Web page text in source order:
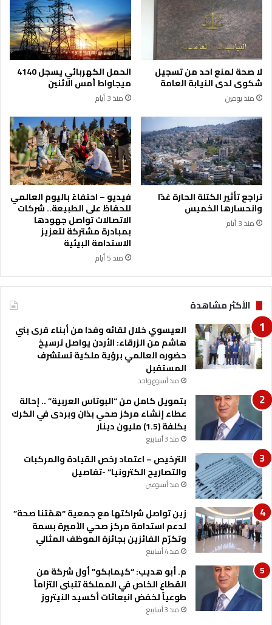
ف
ي
م
ح
م
ي
ة
د
ب
ي
ن
ل
م
و
ا
ج
ه
ة
غ
ر
ا
ل
م
ن
ا
ي
ا
ل
س
ت
د
ا
م
ة
ا
ل
م
ا
ل
ي
ة
و
ت
ز
ل
ن
و
ا
ل
ق
ت
ص
ا
د
ي
"
لا صحة لمنع احد من تسجيل
شكوى لدى النيابة العامة
منذ يومين
الحمل الكهربائي يسجل 4140
ميجاواط أمس الاثنين
منذ 3 أيام
تراجع تأثير الكتلة الحارة غدًا
وانحسارها الخميس
منذ 3 أيام
فيديو – احتفاءً باليوم العالمي
للحفاظ على الطبيعة.. شركات
الاتصالات تواصل جهودها
بمبادرة مشتركة لتعزيز
الاستدامة البيئية
منذ 5 أيام
الأكثر مشاهدة
العيسوي خلال لقائه وفدا من أبناء قرى بني
هاشم من الزرقاء: الأردن يواصل ترسيخ
حضوره العالمي برؤية ملكية تستشرف
المستقبل
منذ أسبوع واحد
بتمويل كامل من “البوتاس العربية” .. إحالة
عطاء إنشاء مركز صحي بذان وبردى في الكرك
بكلفة (1.5) مليون دينار
منذ 3 أسابيع
الترخيص – اعتماد رخص القيادة والمركبات
والتصاريح الكترونيا” -تفاصيل
منذ أسبوعين
زين تواصل شراكتها مع جمعية “همّتنا صحة”
لدعم استدامة مركز صحي الأميرة بسمة
وتكرّم الفائزين بجائزة الموظف المثالي
منذ 4 أسابيع
م. أبو هديب: “كيمابكو” أول شركة من
القطاع الخاص في المملكة تتبنى التزاماً
طوعياً لخفض انبعاثات أكسيد النيتروز
منذ 3 أسابيع